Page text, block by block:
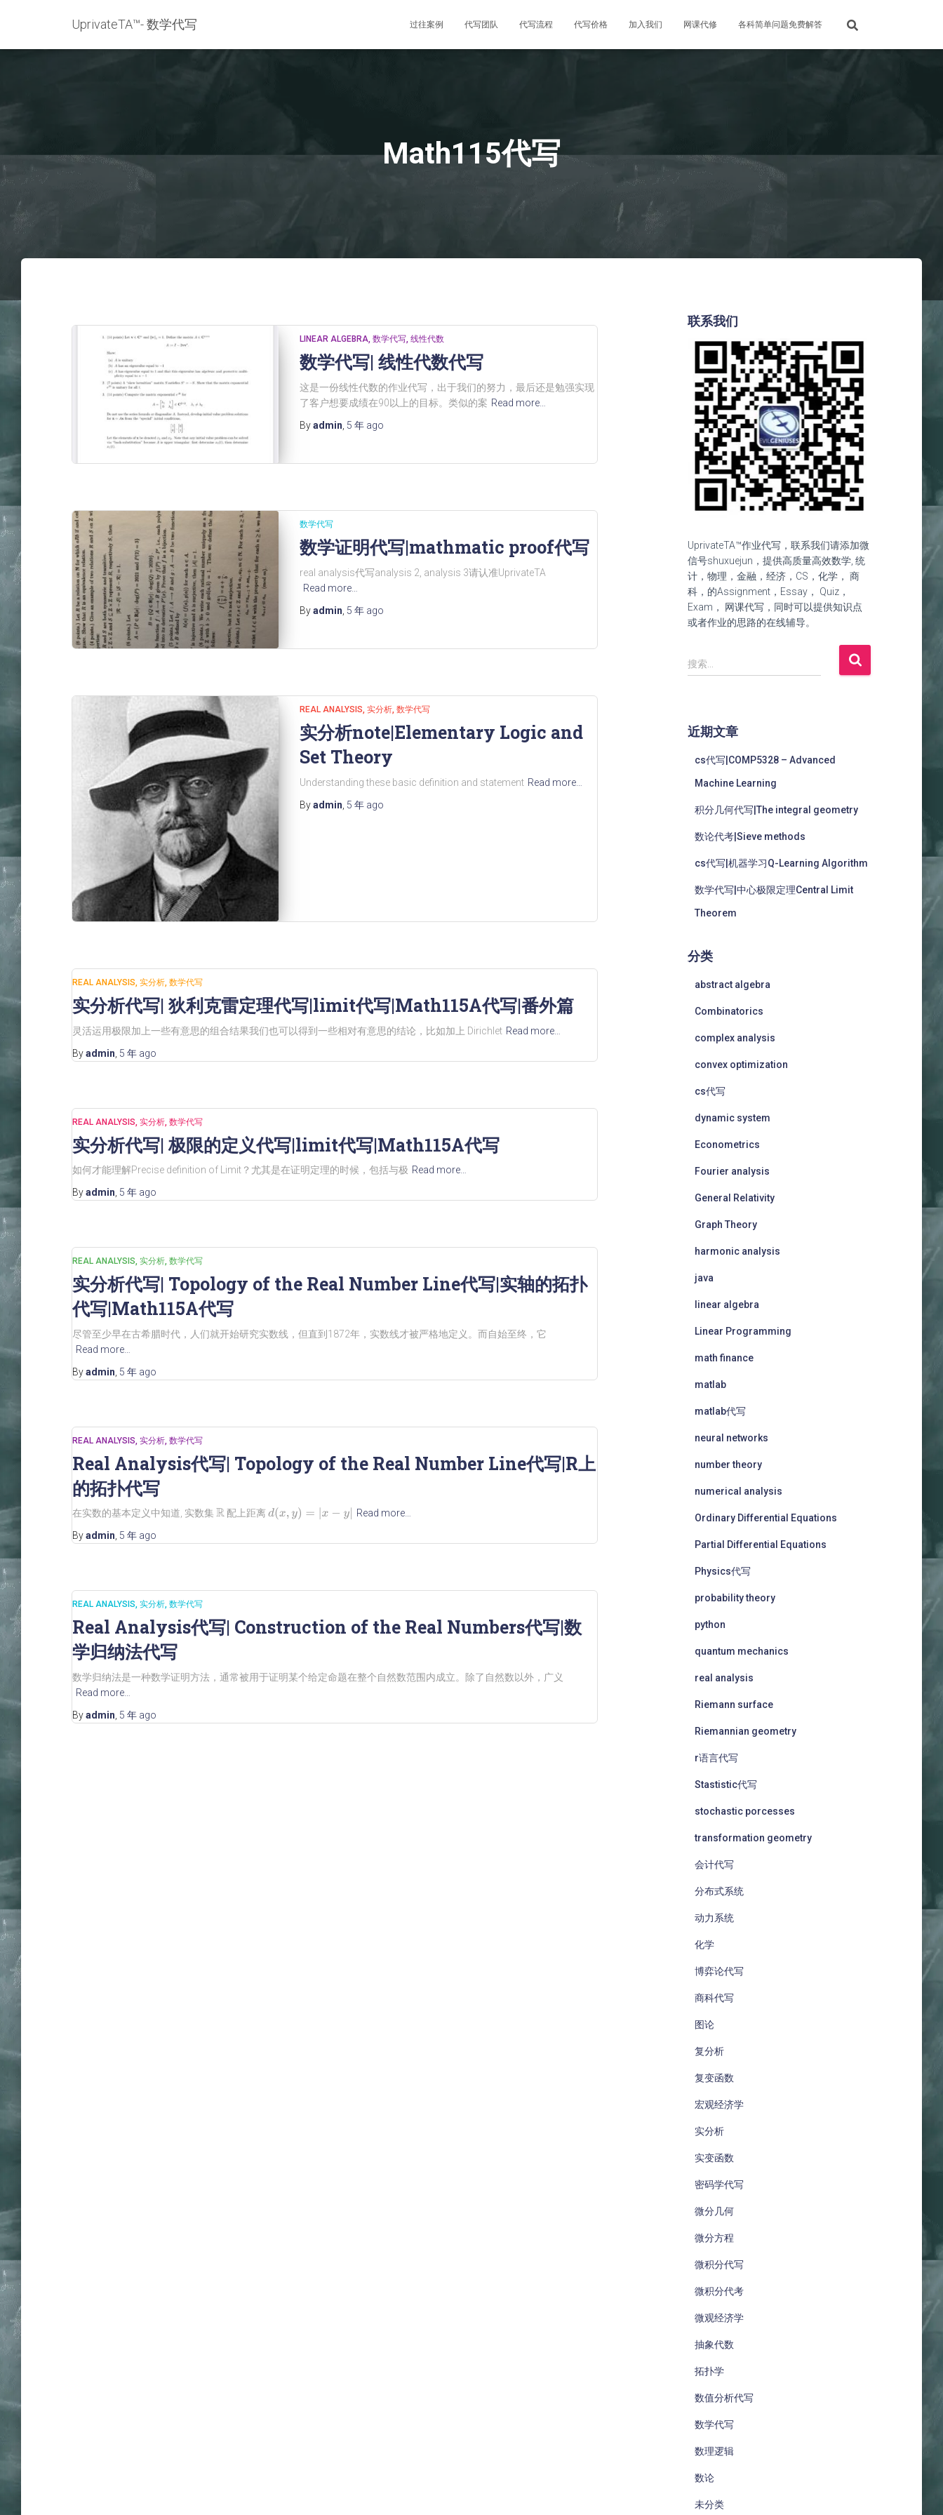
UprivateTA™- 数学代写 过往案例 代写团队 代写流程 代写价格 加入我们 网课代修 各科简单问题免费解答
Math115代写
LINEAR ALGEBRA 数学代写 线性代数
数学代写| 线性代数代写
这是一份线性代数的作业代写，出于我们的努力，最后还是勉强实现
了客户想要成绩在90以上的目标。类似的案 Read more…
Byadmin 5 年 ago
数学代写
数学证明代写|mathmatic proof代写
real analysis代写analysis 2, analysis 3请认准UprivateTA
Read more…
Byadmin 5 年 ago
REAL ANALYSIS 实分析 数学代写
实分析note|Elementary Logic and
Set Theory
Understanding these basic definition and statement Read more…
Byadmin 5 年 ago
REAL ANALYSIS 实分析 数学代写
实分析代写| 狄利克雷定理代写|limit代写|Math115A代写|番外篇
灵活运用极限加上一些有意思的组合结果我们也可以得到一些相对有意思的结论，比如加上 Dirichlet Read more…
Byadmin 5 年 ago
REAL ANALYSIS 实分析 数学代写
实分析代写| 极限的定义代写|limit代写|Math115A代写
如何才能理解Precise definition of Limit？尤其是在证明定理的时候，包括与极 Read more…
Byadmin 5 年 ago
REAL ANALYSIS 实分析 数学代写
实分析代写| Topology of the Real Number Line代写|实轴的拓扑
代写|Math115A代写
尽管至少早在古希腊时代，人们就开始研究实数线，但直到1872年，实数线才被严格地定义。而自始至终，它
Read more…
Byadmin 5 年 ago
REAL ANALYSIS 实分析 数学代写
Real Analysis代写| Topology of the Real Number Line代写|R上
的拓扑代写
在实数的基本定义中知道, 实数集 R 配上距离d(x,y )=|x −y Read more…
Byadmin 5 年 ago
REAL ANALYSIS 实分析 数学代写
Real Analysis代写| Construction of the Real Numbers代写|数
学归纳法代写
数学归纳法是一种数学证明方法，通常被用于证明某个给定命题在整个自然数范围内成立。除了自然数以外，广义
Read more…
Byadmin 5 年 ago
联系我们
UprivateTA™作业代写，联系我们请添加微
信号shuxuejun，提供高质量高效数学, 统
计，物理，金融，经济，CS，化学， 商
科，的Assignment，Essay， Quiz，
Exam， 网课代写，同时可以提供知识点
或者作业的思路的在线辅导。
搜索…
近期文章
cs代写|COMP5328 – Advanced
Machine Learning
积分几何代写|The integral geometry
数论代考|Sieve methods
cs代写|机器学习Q-Learning Algorithm
数学代写|中心极限定理Central Limit
Theorem
分类
abstract algebra
Combinatorics
complex analysis
convex optimization
cs代写
dynamic system
Econometrics
Fourier analysis
General Relativity
Graph Theory
harmonic analysis
java
linear algebra
Linear Programming
math finance
matlab
matlab代写
neural networks
number theory
numerical analysis
Ordinary Differential Equations
Partial Differential Equations
Physics代写
probability theory
python
quantum mechanics
real analysis
Riemann surface
Riemannian geometry
r语言代写
Stastistic代写
stochastic porcesses
transformation geometry
会计代写
分布式系统
动力系统
化学
博弈论代写
商科代写
图论
复分析
复变函数
宏观经济学
实分析
实变函数
密码学代写
微分几何
微分方程
微积分代写
微积分代考
微观经济学
抽象代数
拓扑学
数值分析代写
数学代写
数理逻辑
数论
未分类